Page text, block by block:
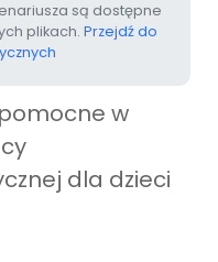
są dostępne
plikach. Przejdź do
w
dla dzieci